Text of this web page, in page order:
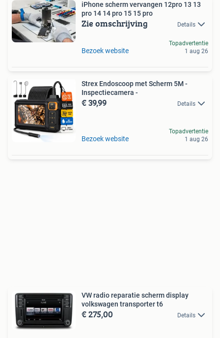
iPhone scherm vervangen 12pro 13 13
pro 14 14 pro 15 15 pro
Zie omschrijving Details
Bezoek website
Topadvertentie
1 aug 26
Strex Endoscoop met Scherm 5M -
Inspectiecamera -
€ 39,99 Details
Bezoek website
Topadvertentie
1 aug 26
VW radio reparatie scherm display
volkswagen transporter t6
€ 275,00 Details